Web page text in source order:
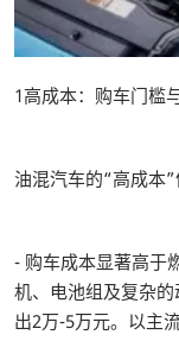
1高成本：购车门槛
油混汽车的“高成本”
- 购车成本显著高于
机、电池组及复杂
出2万-5万元。以主